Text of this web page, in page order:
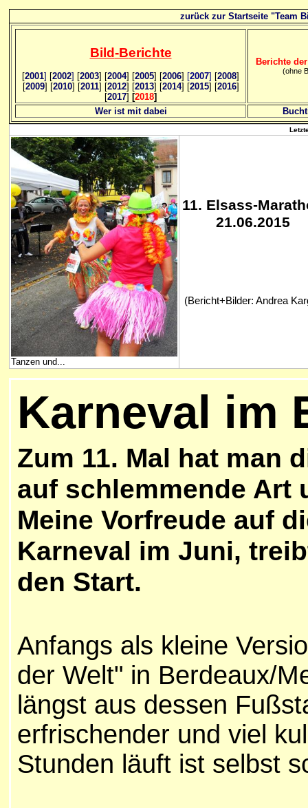
zurück zur Startseite "Team
Bild-Berichte
[2001] [2002] [2003] [2004] [2005] [2006] [2007] [2008]
[2009] [2010] [2011] [2012] [2013] [2014] [2015] [2016]
[2017] [2018]
Berichte
(ohne
Wer ist mit dabei
Tanzen und...
11. Elsass-
21.06.2015
(Bericht+Bilder: Andrea
Karneval im
Zum 11. Mal hat man
auf schlemmende Art
Meine Vorfreude auf
Karneval im Juni,
den Start.
Anfangs als kleine
der Welt" in Berdeaux/
längst aus dessen
erfrischender und viel
Stunden läuft ist selbst